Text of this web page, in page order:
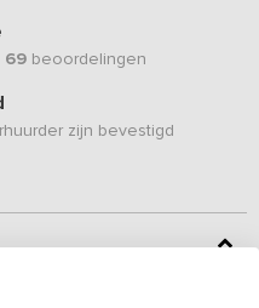
69 beoordelingen
zijn bevestigd